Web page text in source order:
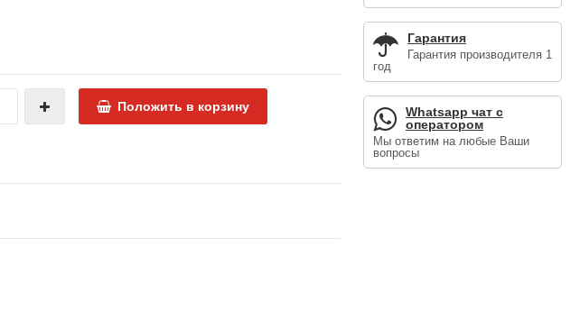
Положить в корзину
Гарантия
Гарантия производителя 1
год
Whatsapp чат с
оператором
Мы ответим на любые Ваши
вопросы